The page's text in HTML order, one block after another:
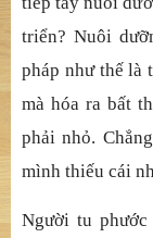
triển? Nuôi
pháp như thế là
mà hóa ra bất
phải nhỏ.
mình thiếu cái
Người tu